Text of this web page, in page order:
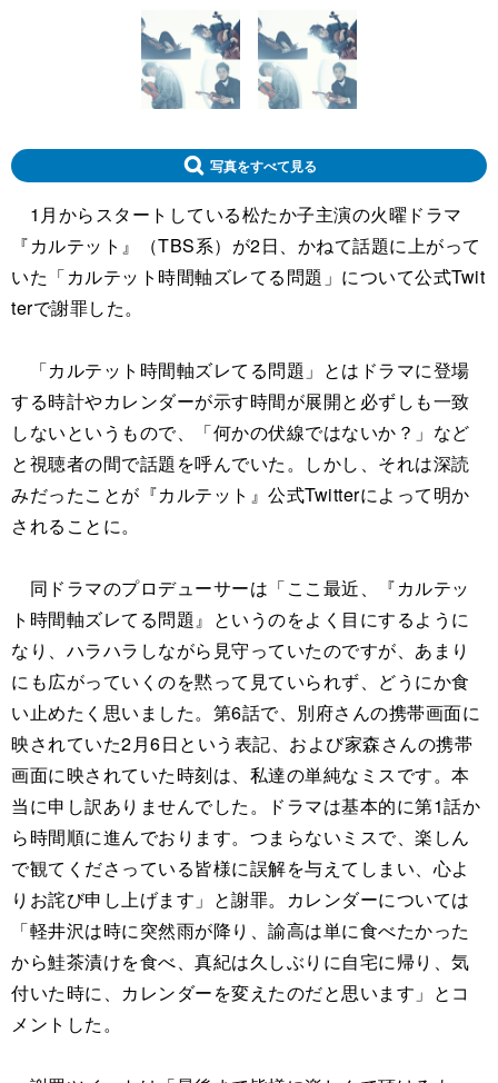
写真をすべて見る
1月からスタートしている松たか子主演の火曜ドラマ
『カルテット』（TBS系）が2日、かねて話題に上がって
いた「カルテット時間軸ズレてる問題」について公式Twit
terで謝罪した。
「カルテット時間軸ズレてる問題」とはドラマに登場
する時計やカレンダーが示す時間が展開と必ずしも一致
しないというもので、「何かの伏線ではないか？」など
と視聴者の間で話題を呼んでいた。しかし、それは深読
みだったことが『カルテット』公式Twitterによって明か
されることに。
同ドラマのプロデューサーは「ここ最近、『カルテッ
ト時間軸ズレてる問題』というのをよく目にするように
なり、ハラハラしながら見守っていたのですが、あまり
にも広がっていくのを黙って見ていられず、どうにか食
い止めたく思いました。第6話で、別府さんの携帯画面に
映されていた2月6日という表記、および家森さんの携帯
画面に映されていた時刻は、私達の単純なミスです。本
当に申し訳ありませんでした。ドラマは基本的に第1話か
ら時間順に進んでおります。つまらないミスで、楽しん
で観てくださっている皆様に誤解を与えてしまい、心よ
りお詫び申し上げます」と謝罪。カレンダーについては
「軽井沢は時に突然雨が降り、諭高は単に食べたかった
から鮭茶漬けを食べ、真紀は久しぶりに自宅に帰り、気
付いた時に、カレンダーを変えたのだと思います」とコ
メントした。